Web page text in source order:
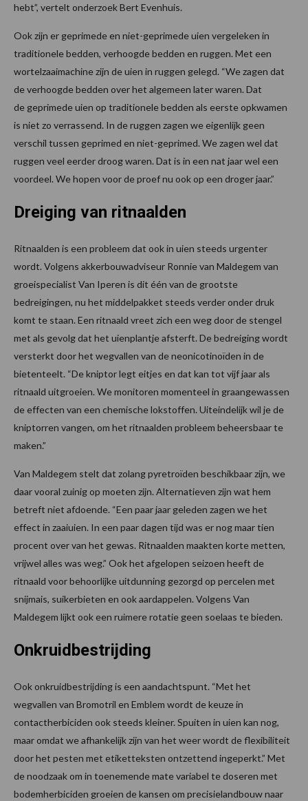
hebt”, vertelt onderzoek Bert Evenhuis.
Ook zijn er geprimede en niet-geprimede uien vergeleken in
traditionele bedden, verhoogde bedden en ruggen. Met een
wortelzaaimachine zijn de uien in ruggen gelegd. “We zagen dat
de verhoogde bedden over het algemeen later waren. Dat
de geprimede uien op traditionele bedden als eerste opkwamen
is niet zo verrassend. In de ruggen zagen we eigenlijk geen
verschil tussen geprimed en niet-geprimed. We zagen wel dat
ruggen veel eerder droog waren. Dat is in een nat jaar wel een
voordeel. We hopen voor de proef nu ook op een droger jaar.”
Dreiging van ritnaalden
Ritnaalden is een probleem dat ook in uien steeds urgenter
wordt. Volgens akkerbouwadviseur Ronnie van Maldegem van
groeispecialist Van Iperen is dit één van de grootste
bedreigingen, nu het middelpakket steeds verder onder druk
komt te staan. Een ritnaald vreet zich een weg door de stengel
met als gevolg dat het uienplantje afsterft. De bedreiging wordt
versterkt door het wegvallen van de neonicotinoïden in de
bietenteelt. “De kniptor legt eitjes en dat kan tot vijf jaar als
ritnaald uitgroeien. We monitoren momenteel in graangewassen
de effecten van een chemische lokstoffen. Uiteindelijk wil je de
kniptorren vangen, om het ritnaalden probleem beheersbaar te
maken.”
Van Maldegem stelt dat zolang pyretroïden beschikbaar zijn, we
daar vooral zuinig op moeten zijn. Alternatieven zijn wat hem
betreft niet afdoende. “Een paar jaar geleden zagen we het
effect in zaaiuien. In een paar dagen tijd was er nog maar tien
procent over van het gewas. Ritnaalden maakten korte metten,
vrijwel alles was weg.” Ook het afgelopen seizoen heeft de
ritnaald voor behoorlijke uitdunning gezorgd op percelen met
snijmais, suikerbieten en ook aardappelen. Volgens Van
Maldegem lijkt ook een ruimere rotatie geen soelaas te bieden.
Onkruidbestrijding
Ook onkruidbestrijding is een aandachtspunt. “Met het
wegvallen van Bromotril en Emblem wordt de keuze in
contactherbiciden ook steeds kleiner. Spuiten in uien kan nog,
maar omdat we afhankelijk zijn van het weer wordt de flexibiliteit
door het pesten met etiketteksten ontzettend ingeperkt.” Met
de noodzaak om in toenemende mate variabel te doseren met
bodemherbiciden groeien de kansen om precisielandbouw naar